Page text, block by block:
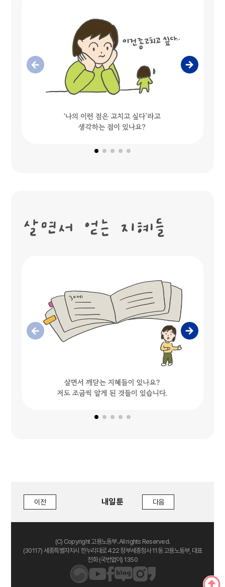
이전 내일 툰 다음
(C) Copyright 고용노동부. All rights Reserved.
(30117) 세종특별자치시 한누리대로 422 정부세종청사 11동 고용노동부, 대표
전화 (국번없이) 1350